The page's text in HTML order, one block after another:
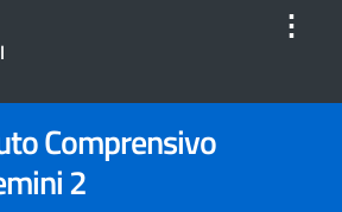
⋮
Comprensivo
2